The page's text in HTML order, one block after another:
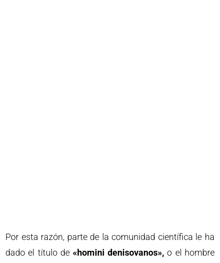
Por esta razón, parte de la comunidad científica le ha
dado el título de«homini denisovanos»,o el hombre